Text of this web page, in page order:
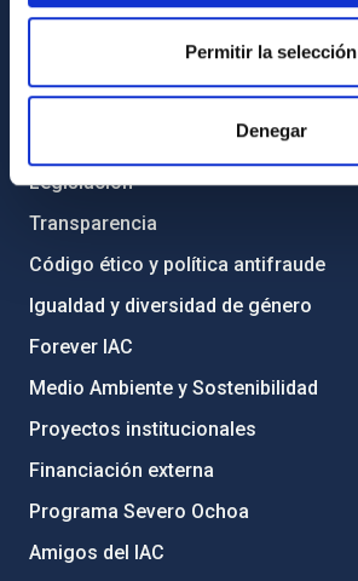
Permitir la selección
Denegar
Biblioteca
Legislación
Transparencia
Código ético y política antifraude
Igualdad y diversidad de género
Forever IAC
Medio Ambiente y Sostenibilidad
Proyectos institucionales
Financiación externa
Programa Severo Ochoa
Amigos del IAC